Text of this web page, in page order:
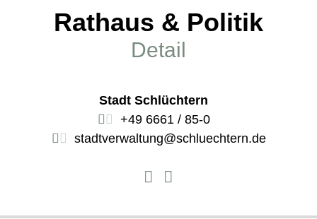
Rathaus & Politik
Detail
Stadt Schlüchtern
+49 6661 / 85-0
stadtverwaltung@schluechtern.de